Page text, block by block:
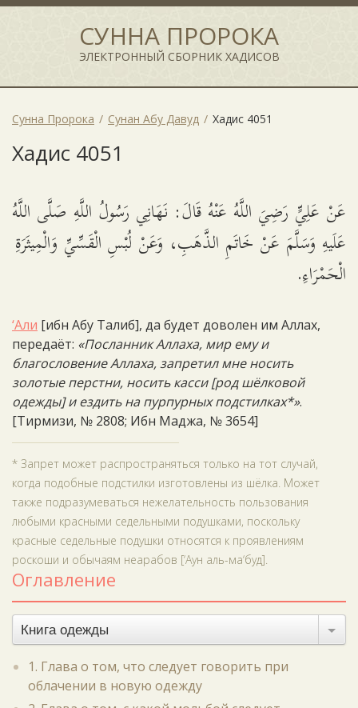
СУННА ПРОРОКА
ЭЛЕКТРОННЫЙ СБОРНИК ХАДИСОВ
Сунна Пророка Сунан Абу Давуд Хадис 4051
Хадис 4051
عَنْ عَلِيٍّ رَضِيَ اللَّهُ عَنْهُ قَالَ: نَهَانِي رَسُولُ اللَّهِ صَلَّى اللَّهُ
عَلَيهِ وَسَلَّمَ عَنْ خَاتَمِ الذَّهَبِ، وَعَنْ لُبْسِ الْقَسِّيِّ وَالْمِيثَرَةِ
الْحَمْرَاءِ.
‘Али [ибн Абу Талиб], да будет доволен им Аллах,
передаёт: «Посланник Аллаха, мир ему и
благословение Аллаха, запретил мне носить
золотые перстни, носить касси [род шёлковой
одежды] и ездить на пурпурных подстилках*».
[Тирмизи, № 2808; Ибн Маджа, № 3654]
* Запрет может распространяться только на тот случай,
когда подобные подстилки изготовлены из шёлка. Может
также подразумеваться нежелательность пользования
любыми красными седельными подушками, поскольку
красные седельные подушки относятся к проявлениям
роскоши и обычаям неарабов [‘Аун аль-ма‘буд].
Оглавление
Книга одежды
1. Глава о том, что следует говорить при
облачении в новую одежду